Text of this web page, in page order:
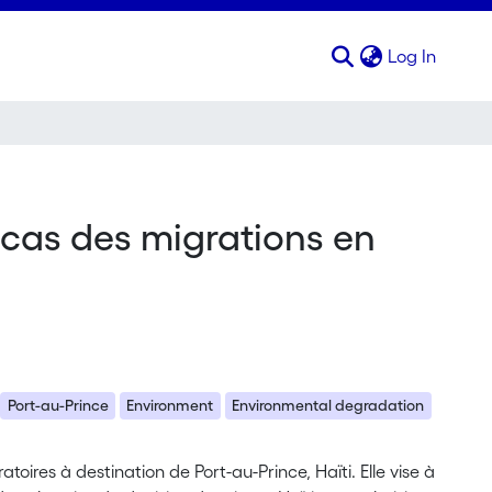
Log In
des migrations en
Port-au-Prince Environment Environmental degradation
à destination de Port-au-Prince, Haïti. Elle vise à